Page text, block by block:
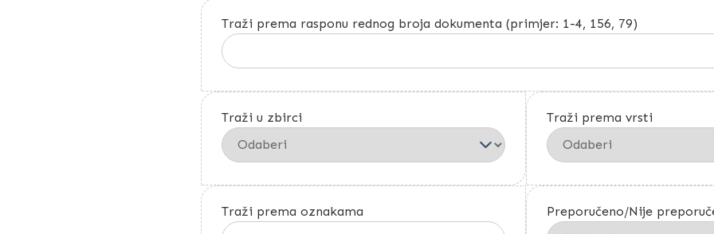
Traži prema rasponu rednog broja dokumenta (primjer: 1-4, 156, 79)
Traži u zbirci Traži prema vrsti
Traži prema oznakama Preporučeno/Nije